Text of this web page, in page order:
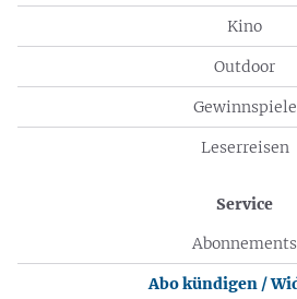
Kino
Outdoor
Gewinnspiele
Leserreisen
Service
Abonnements
Abo kündigen /